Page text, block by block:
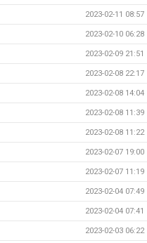
2023-02-11 08:57
2023-02-10 06:28
2023-02-09 21:51
2023-02-08 22:17
2023-02-08 14:04
2023-02-08 11:39
2023-02-08 11:22
2023-02-07 19:00
2023-02-07 11:19
2023-02-04 07:49
2023-02-04 07:41
2023-02-03 06:22